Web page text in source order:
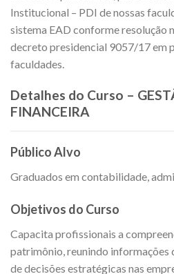
Institucional – PDI de nossas
sistema EAD conforme resolução
decreto presidencial 9057/17 em
faculdades.
Detalhes do Curso –
FINANCEIRA
Público Alvo
Graduados em contabilidade,
Objetivos do Curso
Capacita profissionais a
patrimônio, reunindo informações
de decisões estratégicas nas